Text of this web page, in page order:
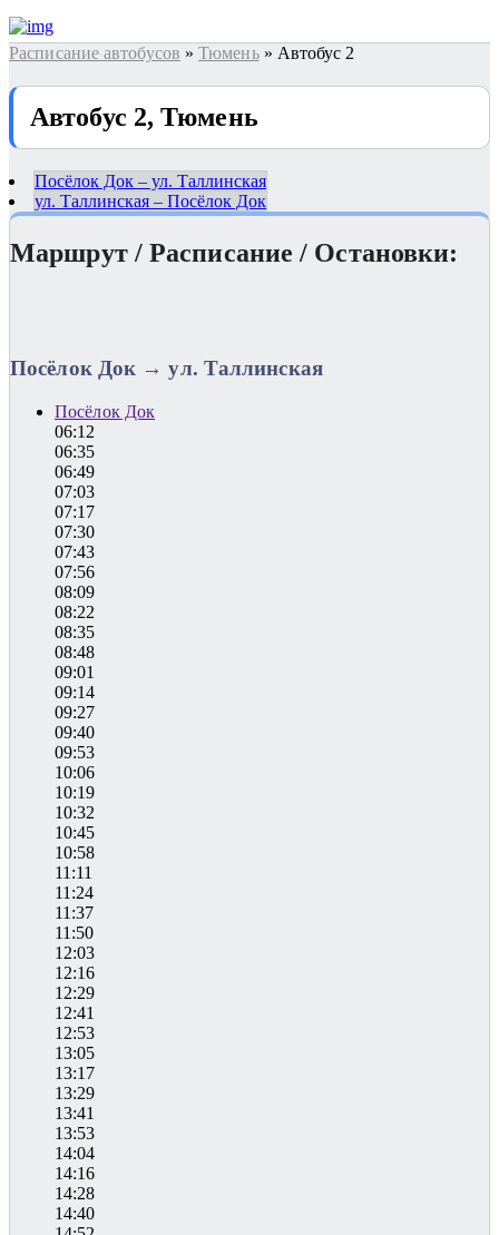
Расписание автобусов » Тюмень» Автобус 2
Автобус 2, Тюмень
Посёлок Док – ул. Таллинская
ул. Таллинская – Посёлок Док
Маршрут / Расписание / Остановки:
Посёлок Док → ул. Таллинская
Посёлок Док
06:12
06:35
06:49
07:03
07:17
07:30
07:43
07:56
08:09
08:22
08:35
08:48
09:01
09:14
09:27
09:40
09:53
10:06
10:19
10:32
10:45
10:58
11:11
11:24
11:37
11:50
12:03
12:16
12:29
12:41
12:53
13:05
13:17
13:29
13:41
13:53
14:04
14:16
14:28
14:40